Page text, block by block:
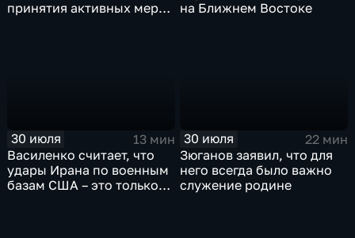
принятия активных мер
на Ближнем Востоке
30 июля
13 мин
Василенко считает, что
удары Ирана по военным
базам США – это только
30 июля
22 мин
Зюганов заявил, что для
него всегда было важно
служение родине